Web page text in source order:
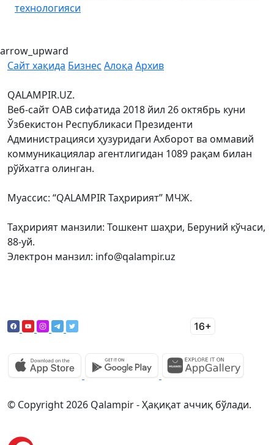
технологияси
arrow_upward
Сайт хақида Бизнес Алоқа Архив
QALAMPIR.UZ.
Веб-сайт ОАВ сифатида 2018 йил 26 октябрь куни
Ўзбекистон Республикаси Президенти
Администрацияси ҳузуридаги Ахборот ва оммавий
коммуникациялар агентлигидан 1089 рақам билан
рўйхатга олинган.
Муассис: “QALAMPIR Таҳририят” МЧЖ.
Таҳририят манзили: Тошкент шаҳри, Беруний кўчаси,
88-уй.
Электрон манзил: info@qalampir.uz
© Copyright 2026 Qalampir - Ҳақиқат аччиқ бўлади.